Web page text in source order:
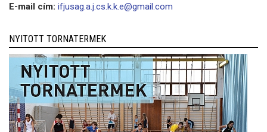
E-mail cím: ifjusag.a.j.cs.k.k.e@gmail.com
NYITOTT TORNATERMEK